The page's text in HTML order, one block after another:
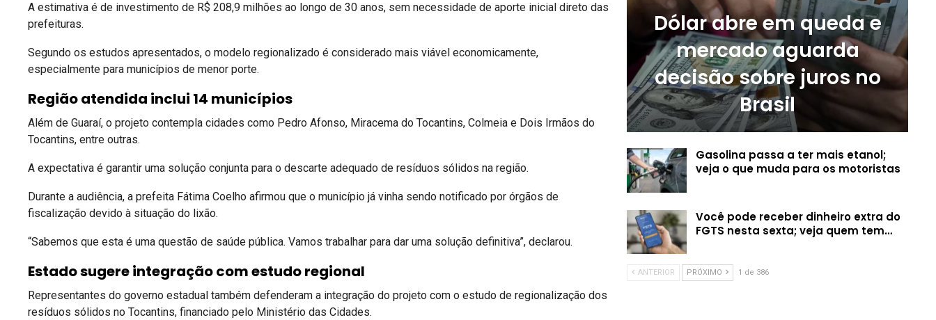
A estimativa é de investimento de R$ 208,9 milhões ao longo de 30 anos, sem necessidade de aporte inicial direto das
prefeituras.
Segundo os estudos apresentados, o modelo regionalizado é considerado mais viável economicamente,
especialmente para municípios de menor porte.
Região atendida inclui 14 municípios
Além de Guaraí, o projeto contempla cidades como Pedro Afonso, Miracema do Tocantins, Colmeia e Dois Irmãos do
Tocantins, entre outras.
A expectativa é garantir uma solução conjunta para o descarte adequado de resíduos sólidos na região.
Durante a audiência, a prefeita Fátima Coelho afirmou que o município já vinha sendo notificado por órgãos de
fiscalização devido à situação do lixão.
“Sabemos que esta é uma questão de saúde pública. Vamos trabalhar para dar uma solução definitiva”, declarou.
Estado sugere integração com estudo regional
Representantes do governo estadual também defenderam a integração do projeto com o estudo de regionalização dos
resíduos sólidos no Tocantins, financiado pelo Ministério das Cidades.
Dólar abre em queda e
mercado aguarda
decisão sobre juros no
Brasil
Gasolina passa a ter mais etanol;
veja o que muda para os motoristas
Você pode receber dinheiro extra do
FGTS nesta sexta; veja quem tem…
ANTERIOR PRÓXIMO 1 de 386